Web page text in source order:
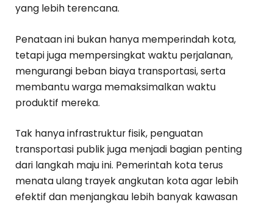
yang lebih terencana.
Penataan ini bukan hanya memperindah kota,
tetapi juga mempersingkat waktu perjalanan,
mengurangi beban biaya transportasi, serta
membantu warga memaksimalkan waktu
produktif mereka.
Tak hanya infrastruktur fisik, penguatan
transportasi publik juga menjadi bagian penting
dari langkah maju ini. Pemerintah kota terus
menata ulang trayek angkutan kota agar lebih
efektif dan menjangkau lebih banyak kawasan